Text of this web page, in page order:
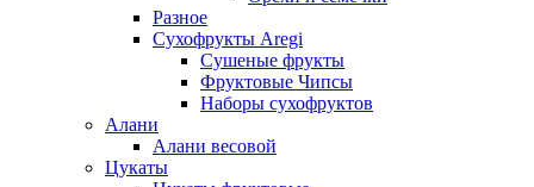
Разное
Сухофрукты Aregi
Сушеные фрукты
Фруктовые Чипсы
Наборы сухофруктов
Алани
Алани весовой
Цукаты